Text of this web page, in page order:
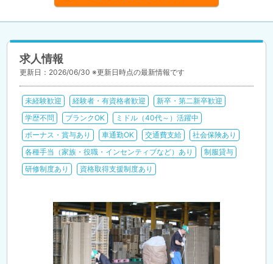
求人情報
更新日：2026/06/30 ※更新日時点の最新情報です
未経験歓迎 経験者・有資格者歓迎
新卒・第二新卒歓迎
学歴不問
ブランクOK
ミドル（40代～）活躍中
ボーナス・賞与あり
車通勤OK 交通費支給
社会保険あり
各種手当（家族・役職・インセンティブなど）あり
制服貸与
研修制度あり
資格取得支援制度あり